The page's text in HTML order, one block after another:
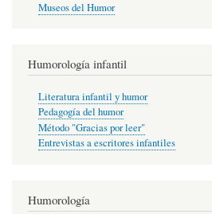
Museos del Humor
Humorología infantil
Literatura infantil y humor
Pedagogía del humor
Método "Gracias por leer"
Entrevistas a escritores infantiles
Humorología